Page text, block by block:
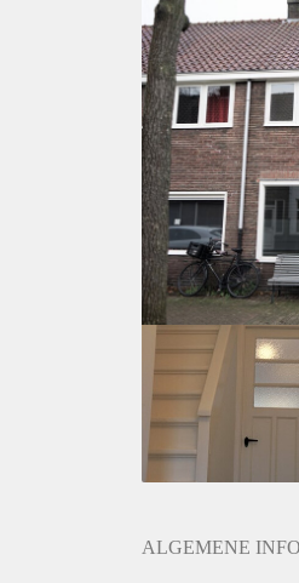
* Bouwjaar 1933,
* Geheel
* Deze woning ligt
* Op loopafstand
diversiteit aan
stadswandelpark,
ALGEMENE